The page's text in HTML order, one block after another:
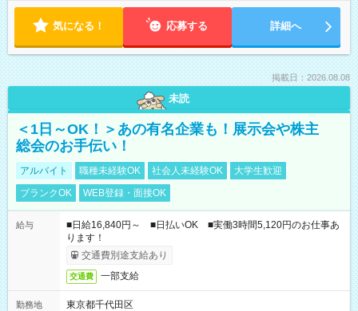
気になる！ 応募する 詳細へ
掲載日：2026.08.08
未読
＜1日～OK！＞あの有名企業も！展示会や株主
総会のお手伝い！
アルバイト 職種未経験OK 社会人未経験OK
大学生歓迎
ブランクOK
WEB登録・面接OK
給与
■日給16,840円～ ■日払いOK ■実働3時間5,120円のお仕事あ
ります！
交通費別途支給あり
交通費 一部支給
勤務地
東京都千代田区